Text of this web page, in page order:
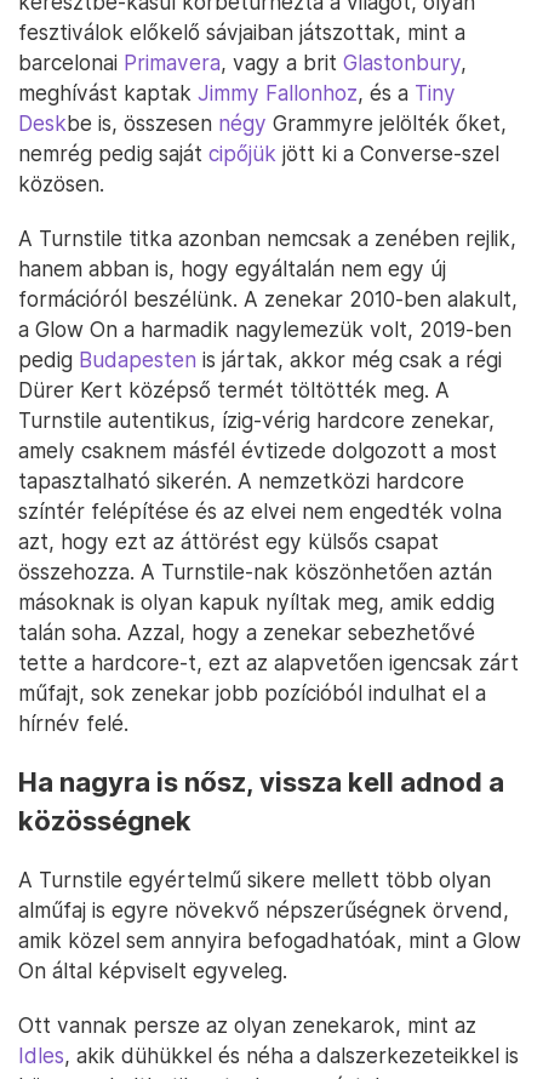
fesztiválok előkelő sávjaiban játszottak, mint a
barcelonai Primavera, vagy a brit Glastonbury,
meghívást kaptak Jimmy Fallonhoz, és a Tiny
Deskbe is, összesen négy Grammyre jelölték őket,
nemrég pedig saját cipőjük jött ki a Converse-szel
közösen.
A Turnstile titka azonban nemcsak a zenében rejlik,
hanem abban is, hogy egyáltalán nem egy új
formációról beszélünk. A zenekar 2010-ben alakult,
a Glow On a harmadik nagylemezük volt, 2019-ben
pedig Budapesten is jártak, akkor még csak a régi
Dürer Kert középső termét töltötték meg. A
Turnstile autentikus, ízig-vérig hardcore zenekar,
amely csaknem másfél évtizede dolgozott a most
tapasztalható sikerén. A nemzetközi hardcore
színtér felépítése és az elvei nem engedték volna
azt, hogy ezt az áttörést egy külsős csapat
összehozza. A Turnstile-nak köszönhetően aztán
másoknak is olyan kapuk nyíltak meg, amik eddig
talán soha. Azzal, hogy a zenekar sebezhetővé
tette a hardcore-t, ezt az alapvetően igencsak zárt
műfajt, sok zenekar jobb pozícióból indulhat el a
hírnév felé.
Ha nagyra is nősz, vissza kell adnod a
közösségnek
A Turnstile egyértelmű sikere mellett több olyan
alműfaj is egyre növekvő népszerűségnek örvend,
amik közel sem annyira befogadhatóak, mint a Glow
On által képviselt egyveleg.
Ott vannak persze az olyan zenekarok, mint az
Idles, akik dühükkel és néha a dalszerkezeteikkel is